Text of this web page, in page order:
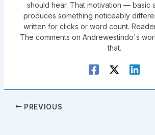
should hear. That motivation — basic
produces something noticeably
written for clicks or word count.
The comments on Andrewestindo's
that.
PREVIOUS